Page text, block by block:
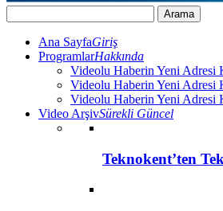
Ana SayfaGiriş
ProgramlarHakkında
Videolu Haberin Yeni Adresi
Videolu Haberin Yeni Adresi
Videolu Haberin Yeni Adresi
Video ArşivSürekli Güncel
Teknokent’ten